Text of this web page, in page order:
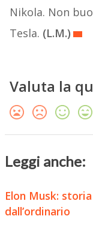
Nikola. Non
Tesla. (L.M.)
Valuta la
Leggi anche:
Elon Musk:
dall’ordinario